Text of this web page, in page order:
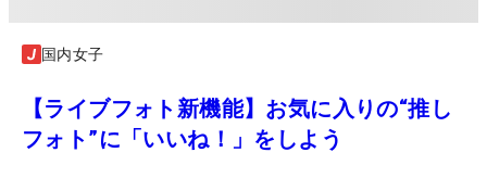
国内女子
【ライブフォト新機能】お気に入りの“推し
フォト”に「いいね！」をしよう